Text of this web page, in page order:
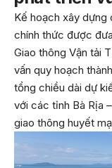
Kế hoạch xây dựng
chính thức được
Giao thông Vận tải
vấn quy hoạch
tổng chiều dài dự
với các tỉnh Bà Rịa
giao thông huyết